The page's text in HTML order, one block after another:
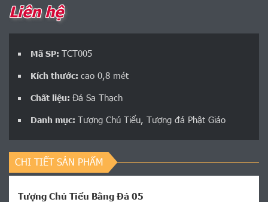
Liên hệ
Mã SP: TCT005
Kích thước: cao 0,8 mét
Chất liệu: Đá Sa Thạch
Danh mục: Tượng Chú Tiểu, Tượng đá Phật Giáo
CHI TIẾT SẢN PHẨM
Tượng Chú Tiểu Bằng Đá 05